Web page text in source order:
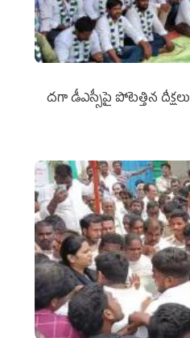
దగా డీఎస్సీపై పోటెత్తిన దీక్షలు